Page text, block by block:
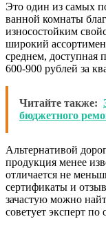
Это один из самых
ванной комнаты
износостойким
широкий
среднем, доступная
600-900 рублей за
Читайте также:
бюджетного
Альтернативой
продукция менее
отличается не
сертификаты и
зачастую можно
советует эксперт